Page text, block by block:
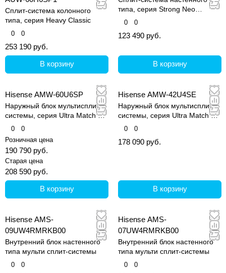
Сплит-система колонного
типа, серия Heavy Classic
0 0
253 190 руб.
В корзину
типа, серия Strong Neo
Premium Classic A
0 0
123 490 руб.
В корзину
Hisense AMW-60U6SP
Наружный блок мультисплит-
системы, серия Ultra Match DC
Inverter
0
0
Розничная цена
190 790 руб.
Старая цена
208 590 руб.
В корзину
Hisense AMW-42U4SE
Наружный блок мультисплит-
системы, серия Ultra Match DC
Inverter
0 0
178 090 руб.
В корзину
Hisense AMS-
09UW4RMRKB00
Внутренний блок настенного
типа мульти сплит-системы
0 0
Hisense AMS-
07UW4RMRKB00
Внутренний блок настенного
типа мульти сплит-системы
0 0